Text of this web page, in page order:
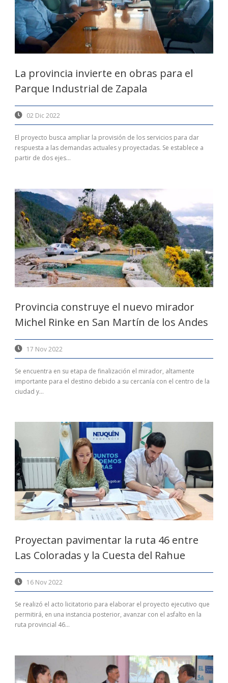
La provincia invierte en obras para el
Parque Industrial de Zapala
02 Dic 2022
El proyecto busca ampliar la provisión de los servicios para dar
respuesta a las demandas actuales y proyectadas. Se establece a
partir de dos ejes...
Provincia construye el nuevo mirador
Michel Rinke en San Martín de los Andes
17 Nov 2022
Se encuentra en su etapa de finalización el mirador, altamente
importante para el destino debido a su cercanía con el centro de la
ciudad y...
Proyectan pavimentar la ruta 46 entre
Las Coloradas y la Cuesta del Rahue
16 Nov 2022
Se realizó el acto licitatorio para elaborar el proyecto ejecutivo que
permitirá, en una instancia posterior, avanzar con el asfalto en la
ruta provincial 46...